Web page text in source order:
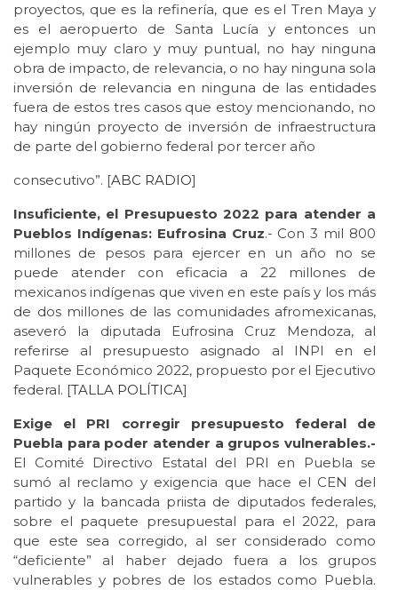
proyectos, que es la refinería, que es el Tren Maya y
es el aeropuerto de Santa Lucía y entonces un
ejemplo muy claro y muy puntual, no hay ninguna
obra de impacto, de relevancia, o no hay ninguna sola
inversión de relevancia en ninguna de las entidades
fuera de estos tres casos que estoy mencionando, no
hay ningún proyecto de inversión de infraestructura
de parte del gobierno federal por tercer año
consecutivo”. [ABC RADIO]
Insuficiente, el Presupuesto 2022 para atender a
Pueblos Indígenas: Eufrosina Cruz.- Con 3 mil 800
millones de pesos para ejercer en un año no se
puede atender con eficacia a 22 millones de
mexicanos indígenas que viven en este país y los más
de dos millones de las comunidades afromexicanas,
aseveró la diputada Eufrosina Cruz Mendoza, al
referirse al presupuesto asignado al INPI en el
Paquete Económico 2022, propuesto por el Ejecutivo
federal. [TALLA POLÍTICA]
Exige el PRI corregir presupuesto federal de
Puebla para poder atender a grupos vulnerables.-
El Comité Directivo Estatal del PRI en Puebla se
sumó al reclamo y exigencia que hace el CEN del
partido y la bancada priista de diputados federales,
sobre el paquete presupuestal para el 2022, para
que este sea corregido, al ser considerado como
“deficiente” al haber dejado fuera a los grupos
vulnerables y pobres de los estados como Puebla.